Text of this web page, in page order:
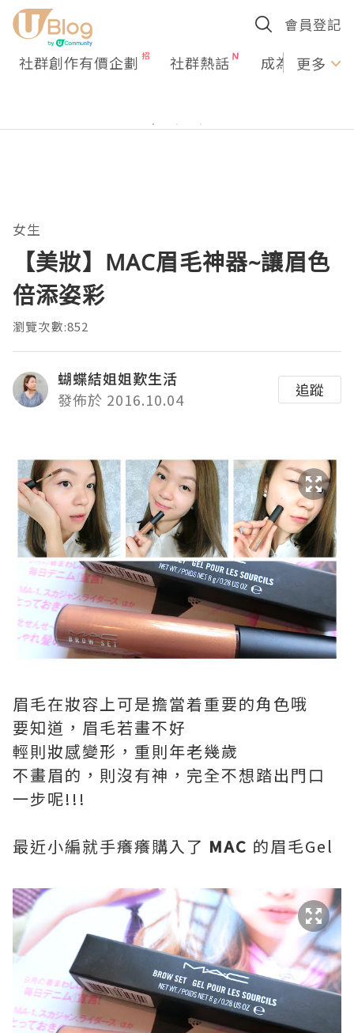
會員登記
社群創作有價企劃 社群熱話 成為U更多
女生
【美妝】MAC眉毛神器~讓眉色
倍添姿彩
瀏覽次數:852
蝴蝶結姐姐歎生活
發佈於 2016.10.04
追蹤
眉毛在妝容上可是擔當着重要的角色哦
要知道，眉毛若畫不好
輕則妝感變形，重則年老幾歲
不畫眉的，則沒有神，完全不想踏出門口
一步呢!!!
最近小編就手癢癢購入了 MAC 的眉毛Gel